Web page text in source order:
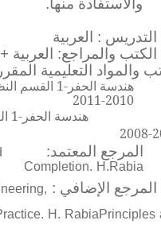
والاستفادة منها.
التدريس : العربية
الكتب والمراجع: العربية
والمواد التعليمية
هندسة
2010-2011
هندسة الحفر-1 القسم العملي-منشورات جامعة البعث
2008-
المرجع المعتمد:
Completion. H.Rabia
المرجع الإضافي :
Principles
H. Rabia